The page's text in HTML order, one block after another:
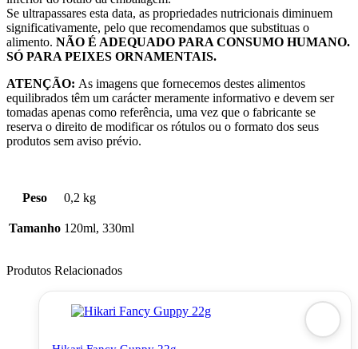
Se ultrapassares esta data, as propriedades nutricionais diminuem
significativamente, pelo que recomendamos que substituas o
alimento. NÃO É ADEQUADO PARA CONSUMO HUMANO.
SÓ PARA PEIXES ORNAMENTAIS.
ATENÇÃO: As imagens que fornecemos destes alimentos
equilibrados têm um carácter meramente informativo e devem ser
tomadas apenas como referência, uma vez que o fabricante se
reserva o direito de modificar os rótulos ou o formato dos seus
produtos sem aviso prévio.
Peso 0,2 kg
Tamanho 120ml, 330ml
Produtos Relacionados